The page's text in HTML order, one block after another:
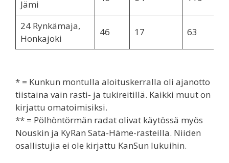
Jämi
24 Rynkämaja,
Honkajoki
46 17 63
* = Kunkun montulla aloituskerralla oli ajanotto
tiistaina vain rasti- ja tukireitillä. Kaikki muut on
kirjattu omatoimisiksi.
** = Pölhöntörmän radat olivat käytössä myös
Nouskin ja KyRan Sata-Häme-rasteilla. Niiden
osallistujia ei ole kirjattu KanSun lukuihin.